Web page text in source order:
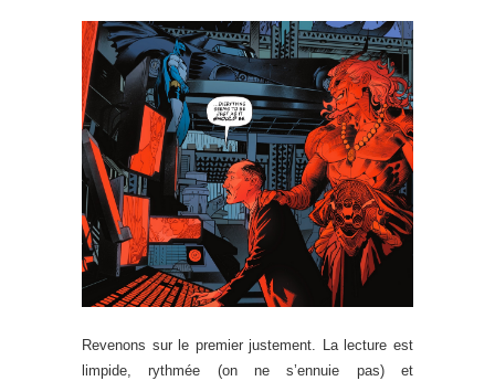
Revenons sur le premier justement. La lecture est
limpide, rythmée (on ne s’ennuie pas) et